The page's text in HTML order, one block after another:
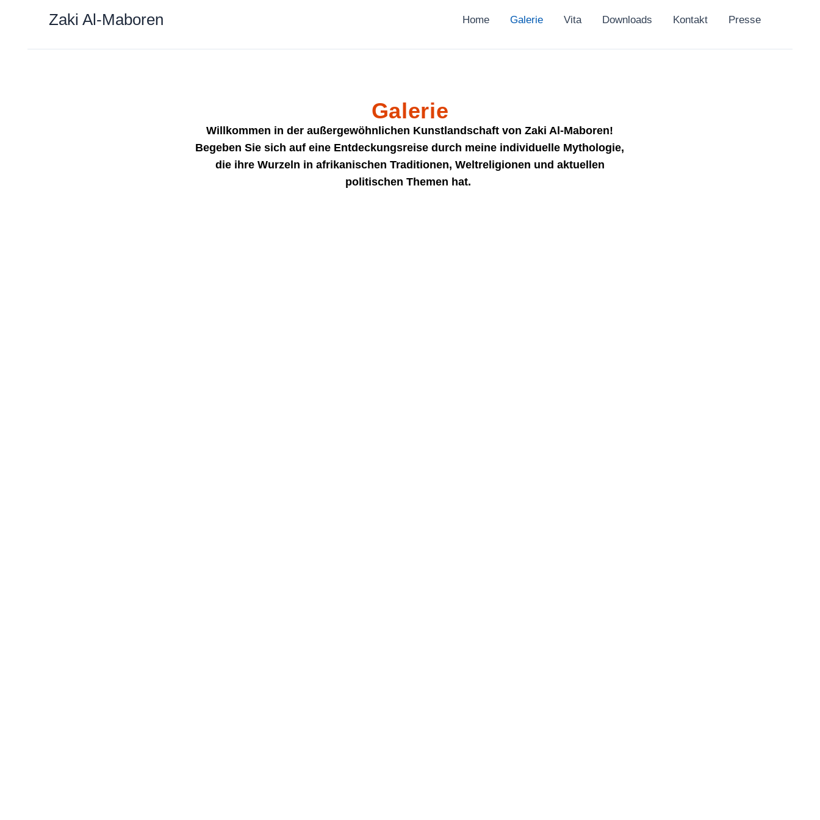
Zaki Al-Maboren Home Galerie Vita Downloads Kontakt Presse
Galerie
Willkommen in der außergewöhnlichen Kunstlandschaft von Zaki Al-Maboren!
Begeben Sie sich auf eine Entdeckungsreise durch meine individuelle Mythologie,
die ihre Wurzeln in afrikanischen Traditionen, Weltreligionen und aktuellen
politischen Themen hat.